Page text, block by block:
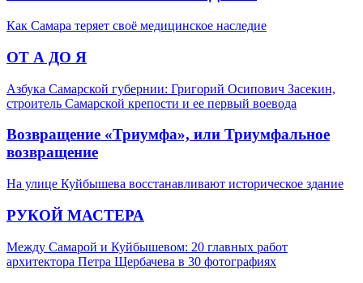
Как Самара теряет своё медицинское наследие
ОТ А ДО Я
Азбука Самарской губернии: Григорий Осипович Засекин,
строитель Самарской крепости и ее первый воевода
Возвращение «Триумфа», или Триумфальное
возвращение
На улице Куйбышева восстанавливают историческое здание
РУКОЙ МАСТЕРА
Между Самарой и Куйбышевом: 20 главных работ
архитектора Петра Щербачева в 30 фотографиях